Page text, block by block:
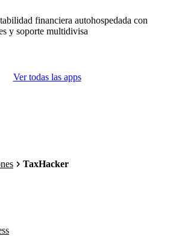
financiera autohospedada con
y soporte multidivisa
Ver todas las apps
TaxHacker